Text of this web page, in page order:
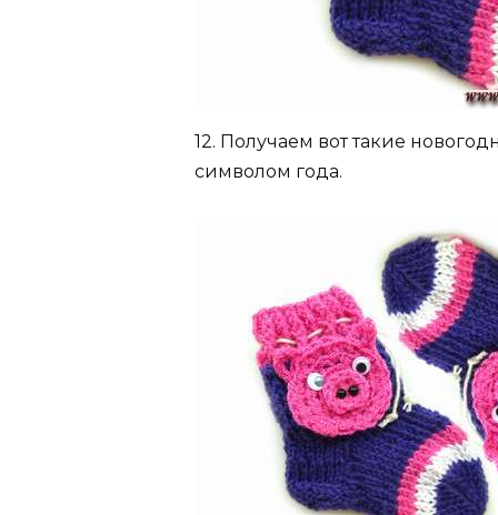
12. Получаем вот такие
символом года.